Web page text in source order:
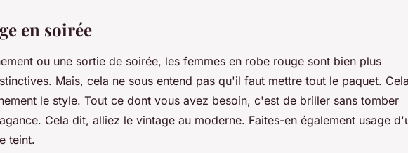
en soirée
ou une sortie de soirée, les femmes en robe rouge sont bien plus
Mais, cela ne sous entend pas qu'il faut mettre tout le paquet. Cela
le style. Tout ce dont vous avez besoin, c'est de briller sans tomber
Cela dit, alliez le vintage au moderne. Faites-en également usage
teint.